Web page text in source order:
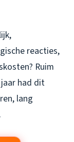
reacties,
Ruim
had dit
lang